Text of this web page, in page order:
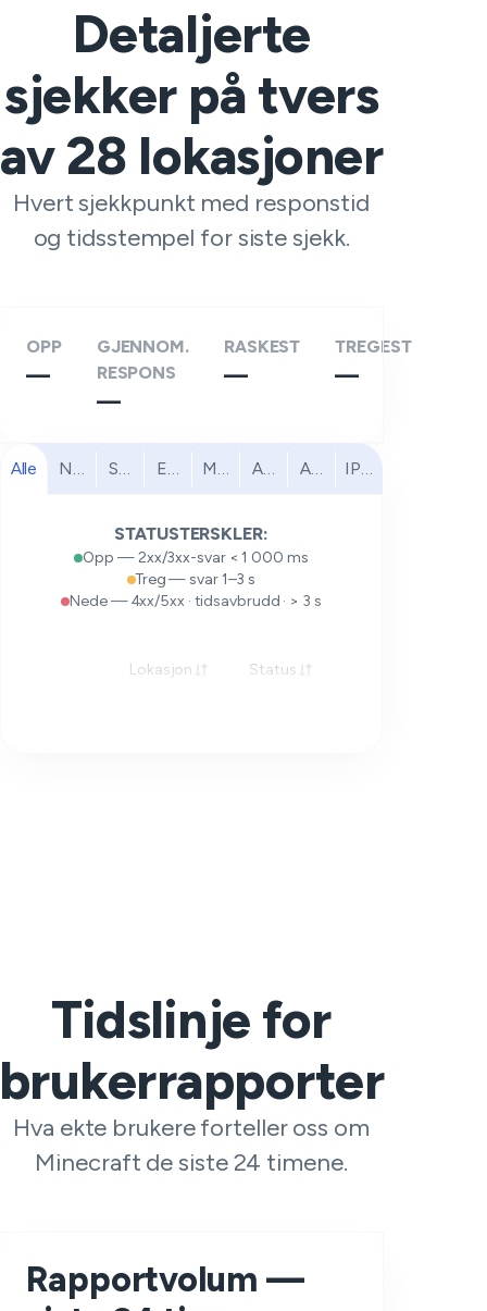
Detaljerte
sjekker på tvers
av28 lokasjoner
Hvert sjekkpunkt med responstid
og tidsstempel for siste sjekk.
OPP
—
GJENNOM.
RESPONS
—
RASKEST
—
TREGEST
—
Alle Nord-Amerika
Sør-Amerika
EuropaMidtøsten
Afrika Asia og Stillehavet
IPv6
STATUSTERSKLER:
Opp — 2xx/3xx-svar < 1 000 ms
Treg — svar 1–3 s
Nede — 4xx/5xx · tidsavbrudd · > 3 s
Lokasjon Status
Tidslinje for
Hva ekte brukere forteller oss om
Minecraft de siste 24 timene.
Rapportvolum —